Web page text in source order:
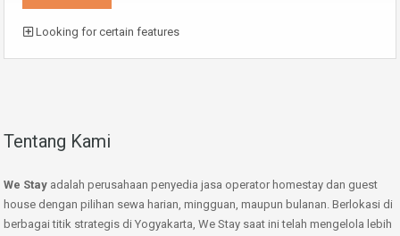
Looking for certain features
Tentang Kami
We Stay adalah perusahaan penyedia jasa operator homestay dan guest
house dengan pilihan sewa harian, mingguan, maupun bulanan. Berlokasi di
berbagai titik strategis di Yogyakarta, We Stay saat ini telah mengelola lebih